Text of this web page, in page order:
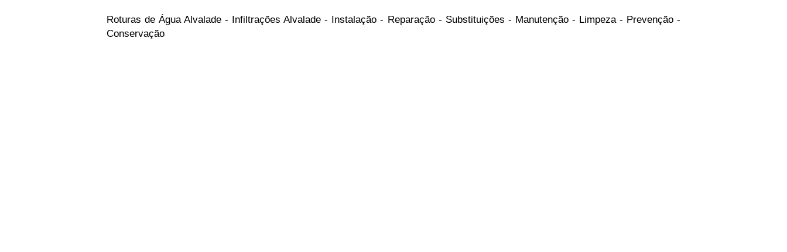
Roturas de Água Alvalade - Infiltrações Alvalade - Instalação - Reparação - Substituições - Manutenção - Limpeza - Prevenção -
Conservação